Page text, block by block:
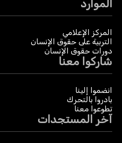
الموارد
المركز الإعلامي
التربية على حقوق الإنسان
دورات حقوق الإنسان
شاركوا معنا
انضموا إلينا
بادروا بالتحرك
تطوعوا معنا
آخر المستجدات